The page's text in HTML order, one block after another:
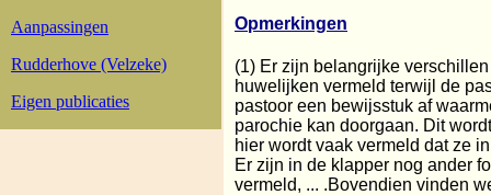
Aanpassingen
Rudderhove (Velzeke)
Eigen publicaties
Opmerkingen
(1) Er zijn belangrijke
huwelijken vermeld terwijl de
pastoor een bewijsstuk af
parochie kan doorgaan. Dit
hier wordt vaak vermeld dat ze
Er zijn in de klapper nog ander
vermeld, ... .Bovendien vinden